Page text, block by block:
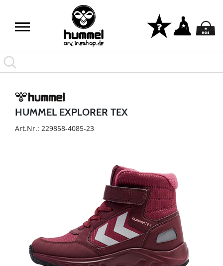
HUMMEL EXPLORER TEX
Art.Nr.: 229858-4085-23